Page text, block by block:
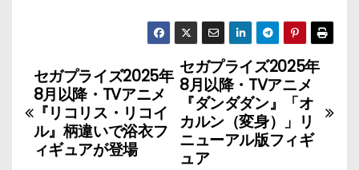
投
稿
ナ
セガプライズ2025年
8月以降・TVアニメ
『ダンダダン』「オ
カルン（変身）」リ
ニューアル版フィギ
ュア
セガプライズ2025年
8月以降・TVアニメ
『リコリス・リコイ
ル』柄違いで浴衣フ
ィギュアが登場